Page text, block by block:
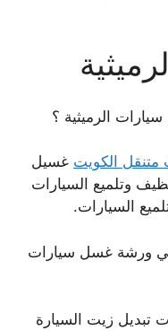
الرميثية ؟
الكويت غسيل
وتلميع السيارات
السيارات.
في ورشة غسل سيارات
تبديل زيت السيارة